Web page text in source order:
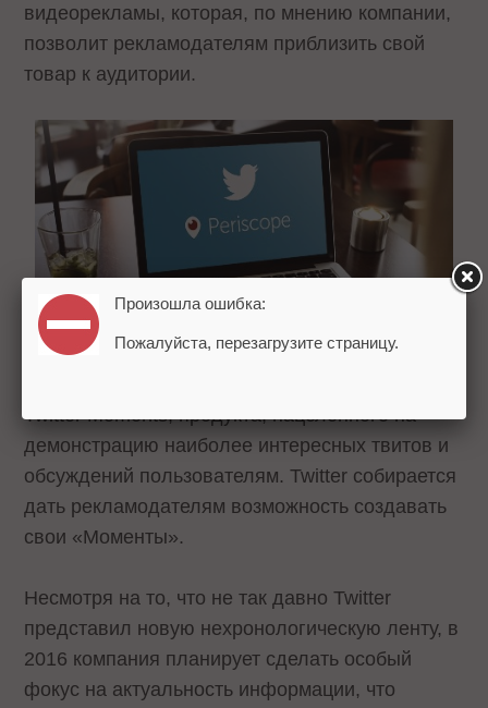
видеорекламы, которая, по мнению компании,
позволит рекламодателям приблизить свой
товар к аудитории.
Twitter Moments, продукта, нацеленного на
демонстрацию наиболее интересных твитов и
обсуждений пользователям. Twitter собирается
дать рекламодателям возможность создавать
свои «Моменты».
Несмотря на то, что не так давно Twitter
представил новую нехронологическую ленту, в
2016 компания планирует сделать особый
фокус на актуальность информации, что
Произошла ошибка:
Пожалуйста, перезагрузите страницу.